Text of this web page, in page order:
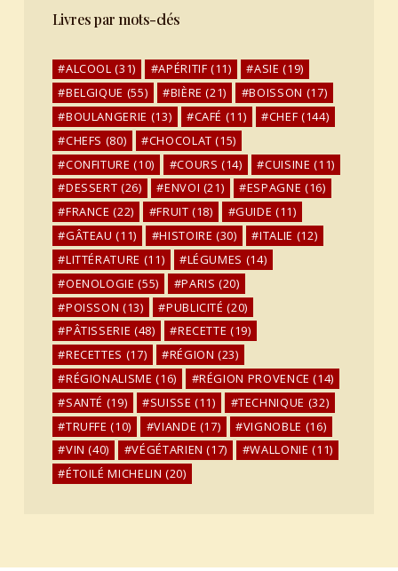
Livres par mots-clés
ALCOOL (31) APÉRITIF (11) ASIE (19)
BELGIQUE (55) BIÈRE (21) BOISSON (17)
BOULANGERIE (13) CAFÉ (11) CHEF (144)
CHEFS (80) CHOCOLAT (15)
CONFITURE (10) COURS (14) CUISINE (11)
DESSERT (26) ENVOI (21) ESPAGNE (16)
FRANCE (22) FRUIT (18) GUIDE (11)
GÂTEAU (11) HISTOIRE (30) ITALIE (12)
LITTÉRATURE (11) LÉGUMES (14)
OENOLOGIE (55) PARIS (20)
POISSON (13) PUBLICITÉ (20)
PÂTISSERIE (48) RECETTE (19)
RECETTES (17) RÉGION (23)
RÉGIONALISME (16) RÉGION PROVENCE (14)
SANTÉ (19) SUISSE (11) TECHNIQUE (32)
TRUFFE (10) VIANDE (17) VIGNOBLE (16)
VIN (40) VÉGÉTARIEN (17) WALLONIE (11)
ÉTOILÉ MICHELIN (20)